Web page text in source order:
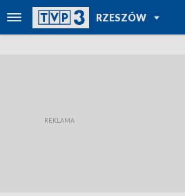
RZESZÓW
POWRÓT DO
TVP REGIONY